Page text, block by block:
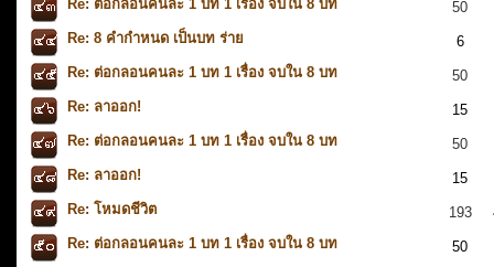
Re: ต่อกลอนคนละ 1 บท 1 เรื่อง จบใน 8 บท
50
Re: 8 คำกำหนด เป็นบท ร่าย
6
Re: ต่อกลอนคนละ 1 บท 1 เรื่อง จบใน 8 บท
50
Re: ลาออก!
15
Re: ต่อกลอนคนละ 1 บท 1 เรื่อง จบใน 8 บท
50
Re: ลาออก!
15
Re: โหมดชีวิต
193
Re: ต่อกลอนคนละ 1 บท 1 เรื่อง จบใน 8 บท
50